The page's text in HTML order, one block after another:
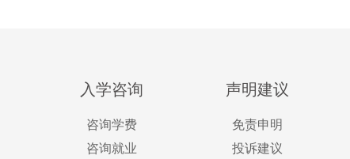
入学咨询
咨询学费
咨询就业
声明建议
免责申明
投诉建议